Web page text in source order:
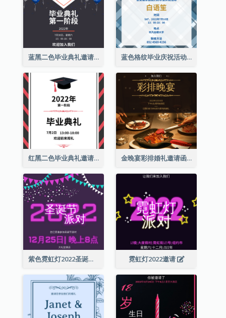
蓝黑二色毕业典礼邀请函 蓝色格纹毕业庆祝活动邀请函
红黑二色毕业典礼邀请函 金晚宴彩排婚礼邀请函
紫色霓虹灯2022圣诞晚会邀请函 霓虹灯2022邀请